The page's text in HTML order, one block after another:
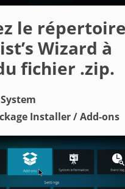
le répertoire
Wizard à
fichier .zip.
System
Installer / Add-ons